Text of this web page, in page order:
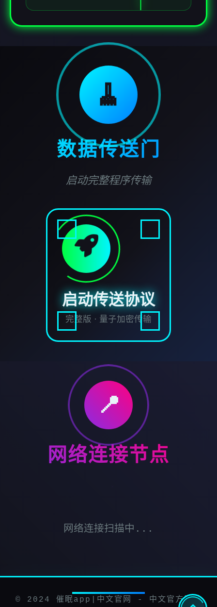
🧹
数据传送门
启动完整程序传输
启动传送协议
完整版 · 量子加密传输
📍
网络连接节点
网络连接扫描中...
© 2024 催眠app|中文官网 - 中文官方助手